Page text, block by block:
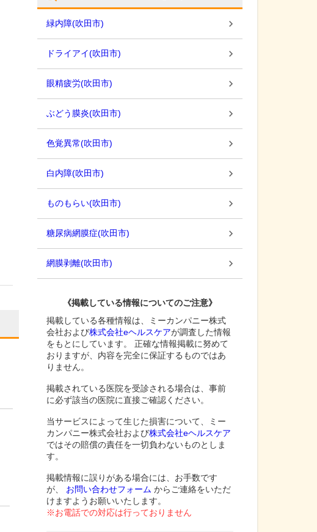
緑内障(吹田市)
ドライアイ(吹田市)
眼精疲労(吹田市)
ぶどう膜炎(吹田市)
色覚異常(吹田市)
白内障(吹田市)
ものもらい(吹田市)
糖尿病網膜症(吹田市)
網膜剥離(吹田市)
《掲載している情報についてのご注意》
掲載している各種情報は、ミーカンパニー株式
会社および株式会社eヘルスケアが調査した情報
をもとにしています。 正確な情報掲載に努めて
おりますが、内容を完全に保証するものではあ
りません。
掲載されている医院を受診される場合は、事前
に必ず該当の医院に直接ご確認ください。
当サービスによって生じた損害について、ミー
カンパニー株式会社および株式会社eヘルスケア
ではその賠償の責任を一切負わないものとしま
す。
掲載情報に誤りがある場合には、お手数です
が、
お問い合わせフォーム からご連絡をいただ
けますようお願いいたします。
※お電話での対応は行っておりません